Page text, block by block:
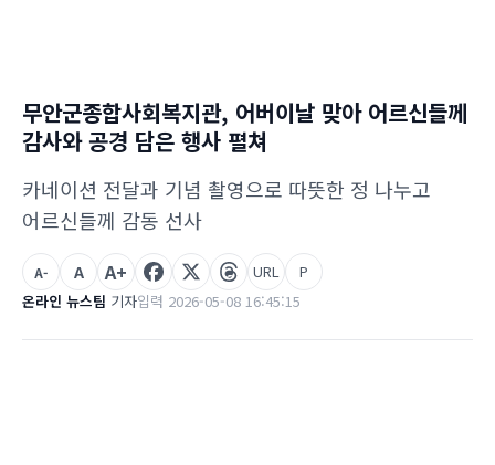
무안군종합사회복지관, 어버이날 맞아 어르신들께
감사와 공경 담은 행사 펼쳐
카네이션 전달과 기념 촬영으로 따뜻한 정 나누고
어르신들께 감동 선사
온라인 뉴스팀 기자입력 2026-05-08 16:45:15
A- A A+ URL P